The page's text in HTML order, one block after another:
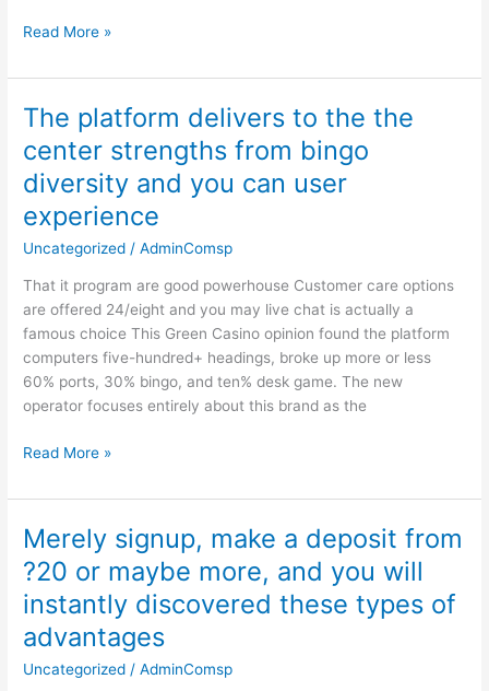
Read More »
The platform delivers to the the
center strengths from bingo
diversity and you can user
experience
Uncategorized /AdminComsp
That it program are good powerhouse Customer care options
are offered 24/eight and you may live chat is actually a
famous choice This Green Casino opinion found the platform
computers five-hundred+ headings, broke up more or less
60% ports, 30% bingo, and ten% desk game. The new
operator focuses entirely about this brand as the
The
platform
delivers
to
the
center
strengths
from
bingo
diversity
and
you
user
Read More »
Merely signup, make a deposit from
?20 or maybe more, and you will
instantly discovered these types of
advantages
Uncategorized /AdminComsp
Merely
signup,
make
deposit
?